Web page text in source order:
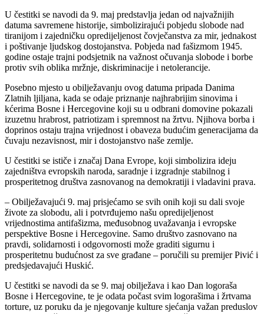
U čestitki se navodi da 9. maj predstavlja jedan od najvažnijih
datuma savremene historije, simbolizirajući pobjedu slobode nad
tiranijom i zajedničku opredijeljenost čovječanstva za mir, jednakost
i poštivanje ljudskog dostojanstva. Pobjeda nad fašizmom 1945.
godine ostaje trajni podsjetnik na važnost očuvanja slobode i borbe
protiv svih oblika mržnje, diskriminacije i netolerancije.
Posebno mjesto u obilježavanju ovog datuma pripada Danima
Zlatnih ljiljana, kada se odaje priznanje najhrabrijim sinovima i
kćerima Bosne i Hercegovine koji su u odbrani domovine pokazali
izuzetnu hrabrost, patriotizam i spremnost na žrtvu. Njihova borba i
doprinos ostaju trajna vrijednost i obaveza budućim generacijama da
čuvaju nezavisnost, mir i dostojanstvo naše zemlje.
U čestitki se ističe i značaj Dana Evrope, koji simbolizira ideju
zajedništva evropskih naroda, saradnje i izgradnje stabilnog i
prosperitetnog društva zasnovanog na demokratiji i vladavini prava.
– Obilježavajući 9. maj prisjećamo se svih onih koji su dali svoje
živote za slobodu, ali i potvrđujemo našu opredijeljenost
vrijednostima antifašizma, međusobnog uvažavanja i evropske
perspektive Bosne i Hercegovine. Samo društvo zasnovano na
pravdi, solidarnosti i odgovornosti može graditi sigurnu i
prosperitetnu budućnost za sve građane – poručili su premijer Pivić i
predsjedavajući Huskić.
U čestitki se navodi da se 9. maj obilježava i kao Dan logoraša
Bosne i Hercegovine, te je odata počast svim logorašima i žrtvama
torture, uz poruku da je njegovanje kulture sjećanja važan preduslov